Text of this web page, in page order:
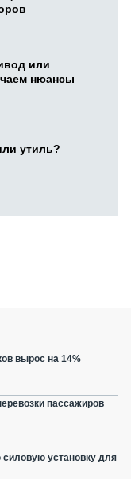
или
нюансы
утиль?
вырос на 14%
пассажиров
установку для